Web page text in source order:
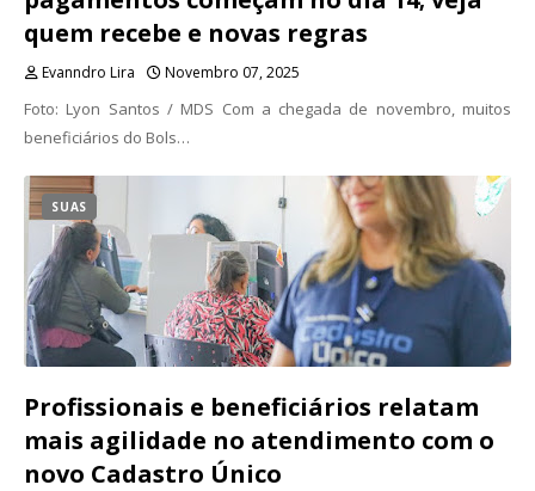
quem recebe e novas regras
Evanndro Lira Novembro 07, 2025
Foto: Lyon Santos / MDS Com a chegada de novembro, muitos
beneficiários do Bols…
SUAS
Profissionais e beneficiários relatam
mais agilidade no atendimento com o
novo Cadastro Único